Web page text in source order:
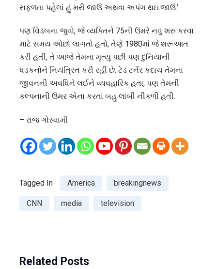
સફળતા પહેલાં હું મરી જાઉં અથવા અપંગ થઇ જાઉં.’
પણ વિડંબના જુવો, જે વ્યક્તિને 75ની ઉંમરે નવું શરુ કરવા
માટે સમય ઓછો લાગતો હતો, તેણે 1980માં જે શરૂઆત
કરી હતી, તે આજે તેમના મૃત્યુ પછી પણ દુનિયાની
ધડકનોને નિયંત્રિત કરી રહી છે. ટેડ ટર્નર કદાચ તેમના
જીવનની અવધિને લઈને વ્યવહારિક હતા, પણ તેમની
કલ્પનાની ઉંમર એના કરતાં બહુ લાંબી નીકળી હતી.
– રાજ ગોસ્વામી
Tagged In America breakingnews
CNN media television
Related Posts